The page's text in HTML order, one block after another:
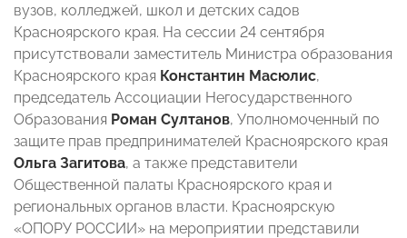
вузов, колледжей, школ и детских садов
Красноярского края. На сессии 24 сентября
присутствовали заместитель Министра образования
Красноярского края Константин Масюлис,
председатель Ассоциации Негосударственного
Образования Роман Султанов, Уполномоченный по
защите прав предпринимателей Красноярского края
Ольга Загитова, а также представители
Общественной палаты Красноярского края и
региональных органов власти. Красноярскую
«ОПОРУ РОССИИ» на мероприятии представили